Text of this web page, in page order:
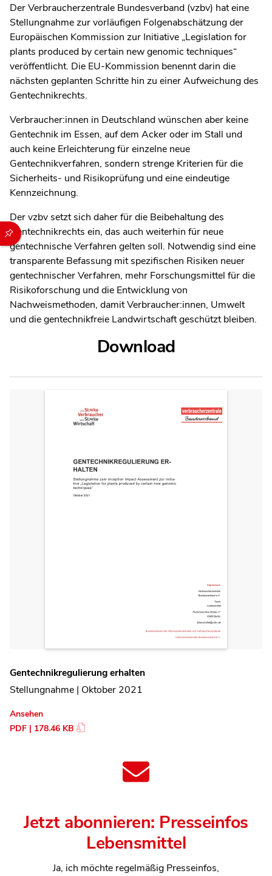
Durch die folgenden Buttons können Sie direkt auf einen
Der Verbraucherzentrale Bundesverband (vzbv) hat eine
Stellungnahme zur vorläufigen Folgenabschätzung der
Europäischen Kommission zur Initiative „Legislation for
plants produced by certain new genomic techniques“
veröffentlicht. Die EU-Kommission benennt darin die
nächsten geplanten Schritte hin zu einer Aufweichung des
Gentechnikrechts.
Verbraucher:innen in Deutschland wünschen aber keine
Gentechnik im Essen, auf dem Acker oder im Stall und
auch keine Erleichterung für einzelne neue
Gentechnikverfahren, sondern strenge Kriterien für die
Sicherheits- und Risikoprüfung und eine eindeutige
Kennzeichnung.
Der vzbv setzt sich daher für die Beibehaltung des
Gentechnikrechts ein, das auch weiterhin für neue
gentechnische Verfahren gelten soll. Notwendig sind eine
transparente Befassung mit spezifischen Risiken neuer
gentechnischer Verfahren, mehr Forschungsmittel für die
Risikoforschung und die Entwicklung von
Nachweismethoden, damit Verbraucher:innen, Umwelt
und die gentechnikfreie Landwirtschaft geschützt bleiben.
Download
Gentechnikregulierung erhalten
Stellungnahme | Oktober 2021
Ansehen
PDF | 178.46 KB
Jetzt abonnieren: Presseinfos
Lebensmittel
Ja, ich möchte regelmäßig Presseinfos,